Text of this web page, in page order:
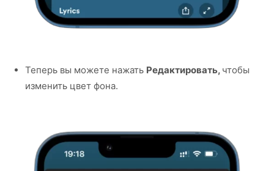
Теперь вы можете нажать Редактировать, чтобы
изменить цвет фона.